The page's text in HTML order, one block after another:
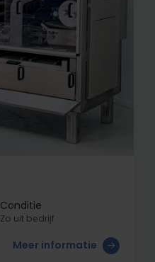
Conditie
Zo uit bedrijf
Meer informatie